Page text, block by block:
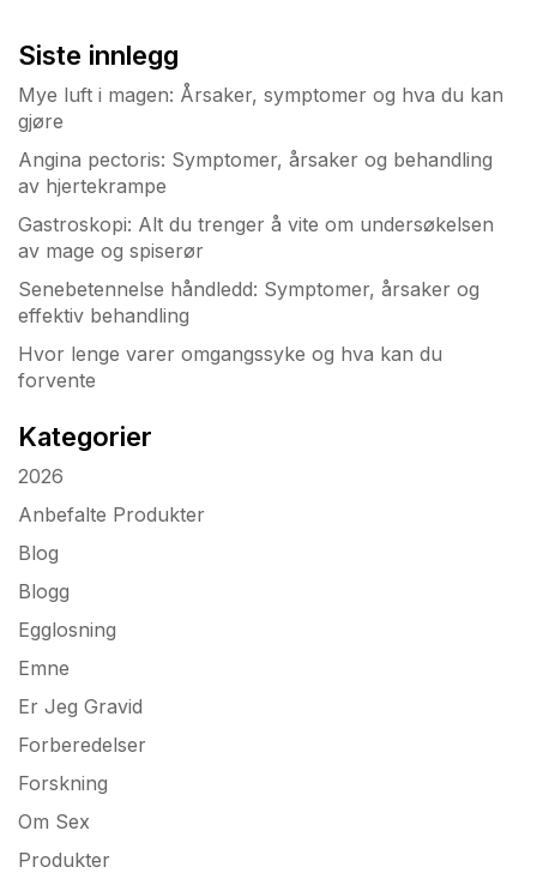
Siste innlegg
Mye luft i magen: Årsaker, symptomer og hva du kan
gjøre
Angina pectoris: Symptomer, årsaker og behandling
av hjertekrampe
Gastroskopi: Alt du trenger å vite om undersøkelsen
av mage og spiserør
Senebetennelse håndledd: Symptomer, årsaker og
effektiv behandling
Hvor lenge varer omgangssyke og hva kan du
forvente
Kategorier
2026
Anbefalte Produkter
Blog
Blogg
Egglosning
Emne
Er Jeg Gravid
Forberedelser
Forskning
Om Sex
Produkter